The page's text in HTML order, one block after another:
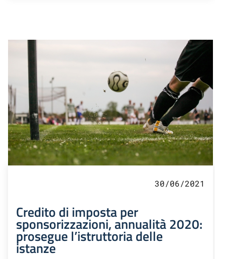
30/06/2021
Credito di imposta per
sponsorizzazioni, annualità 2020:
prosegue l’istruttoria delle
istanze